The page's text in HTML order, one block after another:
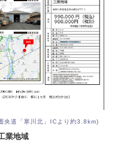
央道「寒川北」ICより約3.8km)
業地域